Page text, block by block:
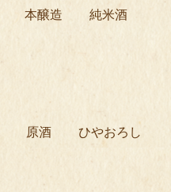
本醸造 純米酒
原酒 ひやおろし